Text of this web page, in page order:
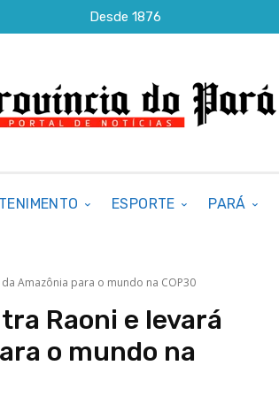
Desde 1876
ESPORTE PARÁ
Amazônia para o mundo na COP30
Raoni e levará
o mundo na